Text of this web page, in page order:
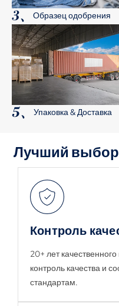
3、 Образец одобрения
5、 Упаковка & Доставка
Лучший
Контроль
20+ лет
контроль качества и
стандартам.